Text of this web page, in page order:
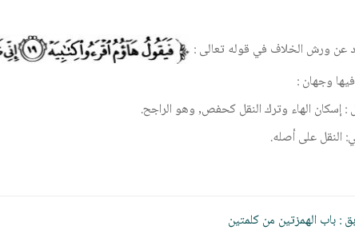
عن ورش الخلاف في قوله تعالى :
وجهان :
: إسكان الهاء وترك النقل كحفص, وهو الراجح.
النقل على أصله.
:باب الهمزتين من كلمتين